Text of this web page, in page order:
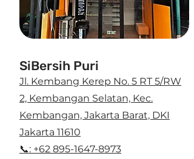
SiBersih Puri
Jl. Kembang Kerep No. 5 RT 5/RW
2, Kembangan Selatan, Kec.
Kembangan, Jakarta Barat, DKI
Jakarta 11610
📞: +62 895-1647-8973